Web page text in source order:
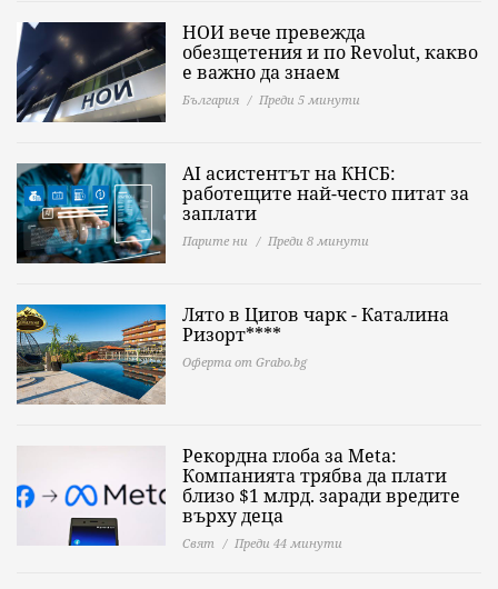
НОИ вече превежда
обезщетения и по Revolut, какво
е важно да знаeм
България Преди 5 минути
AI асистентът на КНСБ:
работещите най-често питат за
заплати
Парите ни Преди 8 минути
Лято в Цигов чарк - Каталина
Ризорт****
Оферта от Grabo.bg
Рекордна глоба за Meta:
Компанията трябва да плати
близо $1 млрд. заради вредите
върху деца
Свят Преди 44 минути